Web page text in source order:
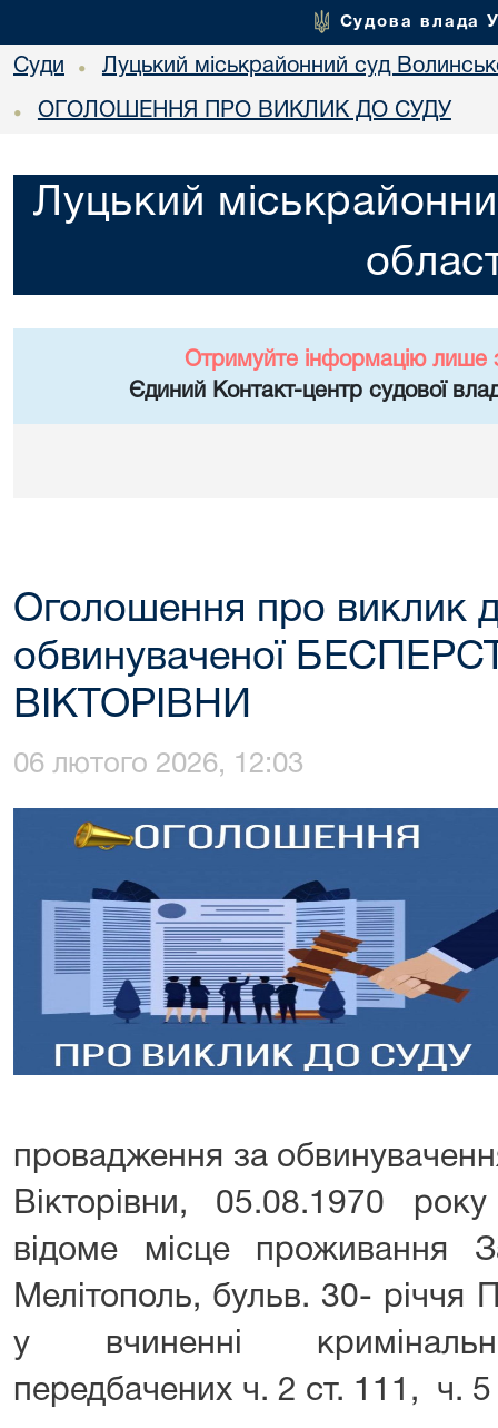
Судова влада
Суди • Луцький міськрайонний суд
• ОГОЛОШЕННЯ ПРО ВИКЛИК ДО СУДУ
Луцький
Отримуйте інформацію лише
Єдиний Контакт-центр судової
Оголошення про виклик
обвинуваченої
ВІКТОРІВНИ
06 лютого 2026, 12:03
провадження за
Вікторівни, 05.08.1970
відоме місце проживання
Мелітополь, бульв. 30- річчя
у вчиненні
передбачених ч. 2 ст. 111, ч.